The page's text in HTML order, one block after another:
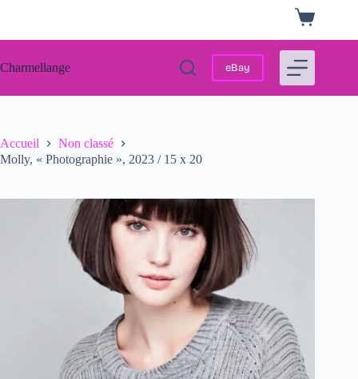
Panier
d’achat
Charmellange eBay
Accueil
Non classé
Molly, « Photographie », 2023 / 15 x 20